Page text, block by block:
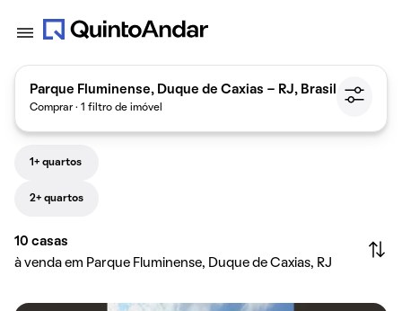
Parque Fluminense, Duque de Caxias - RJ, Brasil
Comprar · 1 filtro de imóvel
1+ quartos
2+ quartos
10 casas
à venda em Parque Fluminense, Duque de Caxias, RJ